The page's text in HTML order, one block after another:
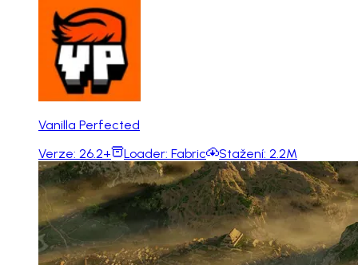
Vanilla Perfected
Verze: 26.2+ Loader: Fabric Stažení: 2.2M